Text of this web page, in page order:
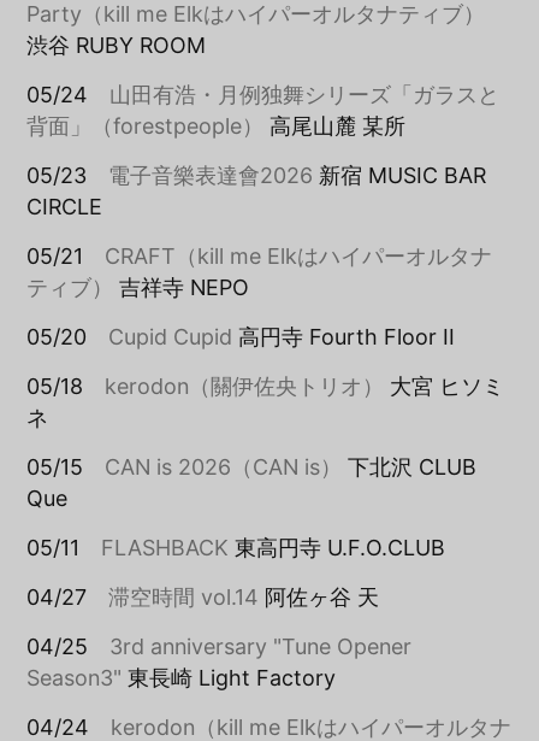
Party（kill me Elkはハイパーオルタナティブ）
渋谷 RUBY ROOM
05/24 山田有浩・月例独舞シリーズ「ガラスと
背面」（forestpeople）
高尾山麓 某所
05/23 電子音樂表達會2026 新宿 MUSIC BAR
CIRCLE
05/21 CRAFT（kill me Elkはハイパーオルタナ
ティブ）
吉祥寺 NEPO
05/20 Cupid Cupid 高円寺 Fourth Floor II
05/18 kerodon（關伊佐央トリオ）
大宮 ヒソミ
ネ
05/15 CAN is 2026（CAN is）
下北沢 CLUB
Que
05/11 FLASHBACK 東高円寺 U.F.O.CLUB
04/27滞空時間 vol.14 阿佐ヶ谷 天
04/25 3rd anniversary "Tune Opener
Season3" 東長崎 Light Factory
04/24 kerodon（kill me Elkはハイパーオルタナ